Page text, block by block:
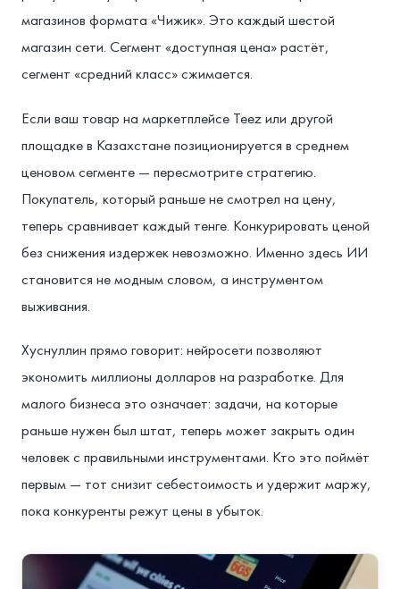
магазинов формата «Чижик». Это каждый шестой
магазин сети. Сегмент «доступная цена» растёт,
сегмент «средний класс» сжимается.
Если ваш товар на маркетплейсе Teez или другой
площадке в Казахстане позиционируется в среднем
ценовом сегменте — пересмотрите стратегию.
Покупатель, который раньше не смотрел на цену,
теперь сравнивает каждый тенге. Конкурировать ценой
без снижения издержек невозможно. Именно здесь ИИ
становится не модным словом, а инструментом
выживания.
Хуснуллин прямо говорит: нейросети позволяют
экономить миллионы долларов на разработке. Для
малого бизнеса это означает: задачи, на которые
раньше нужен был штат, теперь может закрыть один
человек с правильными инструментами. Кто это поймёт
первым — тот снизит себестоимость и удержит маржу,
пока конкуренты режут цены в убыток.